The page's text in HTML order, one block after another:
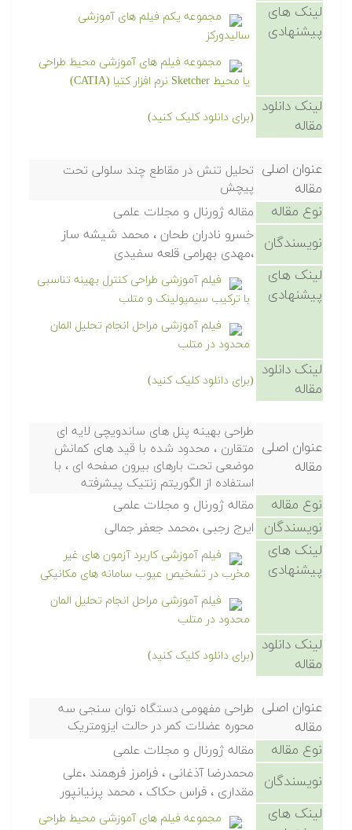
لینک های
پیشنهادی
مجموعه یکم فیلم های آموزشی
سالیدورکز
مجموعه فیلم های آموزشی محیط طراحی
یا محیط Sketcher نرم افزار کتیا (CATIA)
لینک دانلود
مقاله
(برای دانلود کلیک کنید)
عنوان اصلی
مقاله
تحلیل تنش در مقاطع چند سلولی تحت
پیچش
نوع مقاله مقاله ژورنال و مجلات علمی
نویسندگان
خسرو نادران طحان ، محمد شیشه ساز
،مهدی بهرامی قلعه سفیدی
لینک های
پیشنهادی
فیلم آموزشی طراحی کنترل بهینه تناسبی
با ترکیب سیمیولینک و متلب
فیلم آموزشی مراحل انجام تحلیل المان
محدود در متلب
لینک دانلود
مقاله
(برای دانلود کلیک کنید)
عنوان اصلی
مقاله
طراحی بهینه پنل های ساندویچی لایه ای
متقارن ، محدود شده با قید های کمانش
موضعی تحت بارهای بیرون صفحه ای ، با
استفاده از الگوریتم زنتیک پیشرفته
نوع مقاله مقاله ژورنال و مجلات علمی
نویسندگان ایرج رجبی ،محمد جعفر جمالی
لینک های
پیشنهادی
فیلم آموزشی کاربرد آزمون های غیر
مخرب در تشخیص عیوب سامانه های مکانیکی
فیلم آموزشی مراحل انجام تحلیل المان
محدود در متلب
لینک دانلود
مقاله
(برای دانلود کلیک کنید)
عنوان اصلی
مقاله
طراحی مفهومی دستگاه توان سنجی سه
محوره عضلات کمر در حالت ایزومتریک
نوع مقاله مقاله ژورنال و مجلات علمی
نویسندگان
محمدرضا آذغانی ، فرامرز فرهمند ،علی
مقداری ، فراس حکاک ، محمد پرنیانپور
لینک های
مجموعه فیلم های آموزشی محیط طراحی